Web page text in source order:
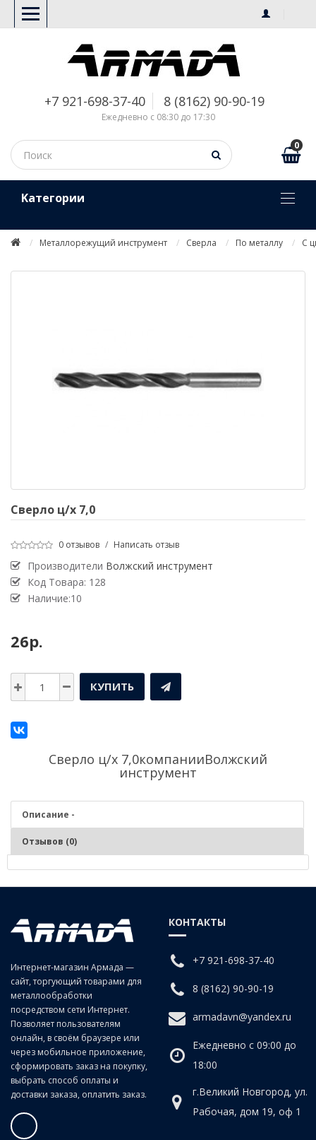
+7 921-698-37-40 8 (8162) 90-90-19
Ежедневно с 08:30 до 17:30
0
Kатегории
Металлорежущий инструмент Сверла По металлу С
Сверло ц/х 7,0
0 отзывов / Написать отзыв
Производители Волжский инструмент
Код Товара: 128
Наличие:10
26р.
КУПИТЬ
Сверло ц/х 7,0компанииВолжский
инструмент
Описание -
Отзывов (0)
Серия:
Средняя
Материал:
Класс точности:
B (продольно-винтовой прокат)
Угол наклона спирали:
Интернет-магазин Армада —
сайт, торгующий товарами для
металлообработки
посредством сети Интернет.
Позволяет пользователям
онлайн, в своём браузере или
через мобильное приложение,
сформировать заказ на покупку,
выбрать способ оплаты и
доставки заказа, оплатить заказ.
КОНТАКТЫ
+7 921-698-37-40
8 (8162) 90-90-19
armadavn@yandex.ru
Ежедневно с 09:00 до
18:00
г.Великий Новгород, ул.
Рабочая, дом 19, оф 1